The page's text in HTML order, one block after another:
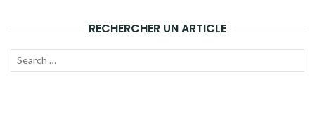
RECHERCHER UN ARTICLE
Recherche